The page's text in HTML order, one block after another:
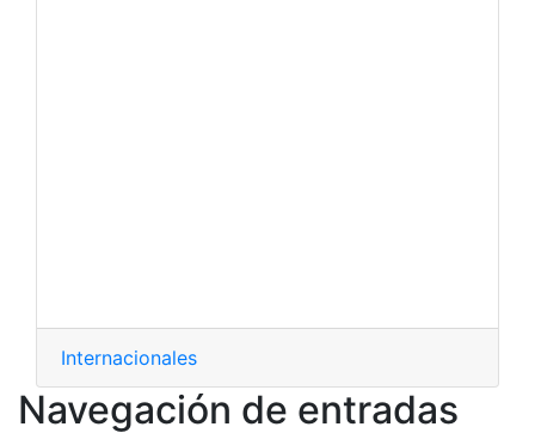
Internacionales
Navegación de entradas